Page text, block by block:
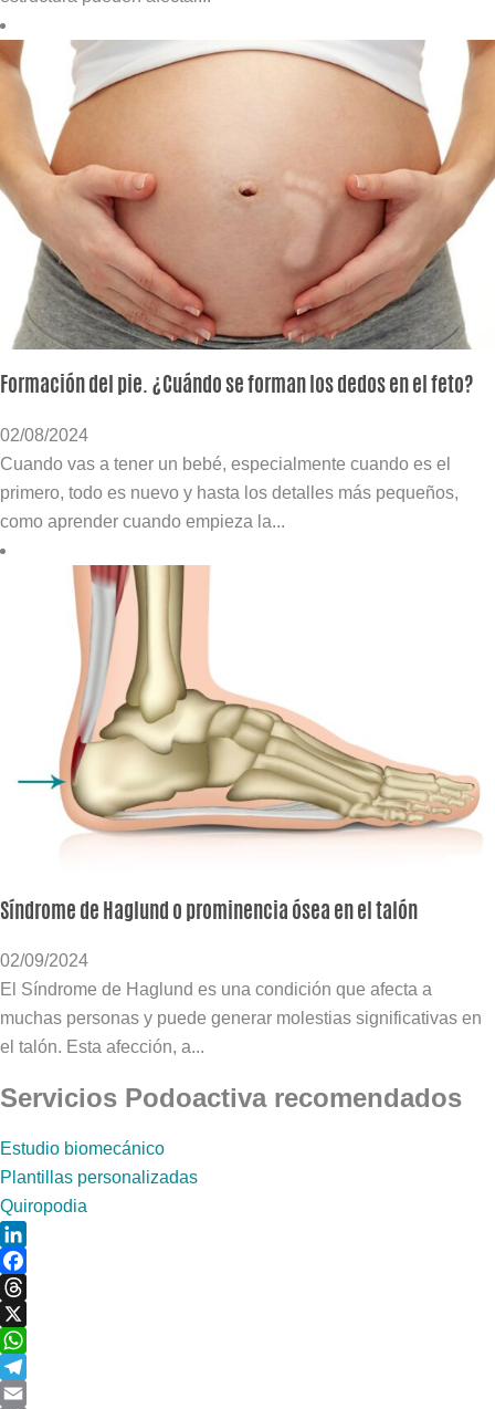
Formación del pie. ¿Cuándo se forman los dedos en el feto?
02/08/2024
Cuando vas a tener un bebé, especialmente cuando es el
primero, todo es nuevo y hasta los detalles más pequeños,
como aprender cuando empieza la...
Síndrome de Haglund o prominencia ósea en el talón
02/09/2024
El Síndrome de Haglund es una condición que afecta a
muchas personas y puede generar molestias significativas en
el talón. Esta afección, a...
Servicios Podoactiva recomendados
Estudio biomecánico
Plantillas personalizadas
Quiropodia
LinkedIn
Facebook
Threads
X
WhatsApp
Telegram